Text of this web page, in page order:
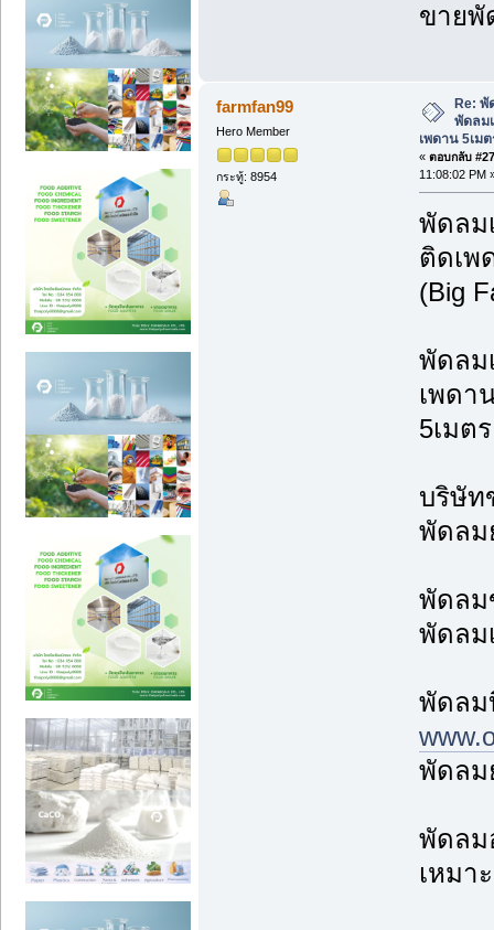
ขายพั
farmfan99
Hero Member
กระทู้: 8954
Re: พั
พัดลม
เพดาน 5เม
« ตอบกลับ
11:08:02 PM
พัดล
ติดเพ
(Big
พัดลม
เพดา
5เมต
บริษัท
พัดลม
พัดล
พัดลม
พัดล
พัดลม
พัดลม
เหมา